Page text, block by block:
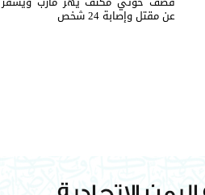
عن مقتل وإصابة 24 شخص